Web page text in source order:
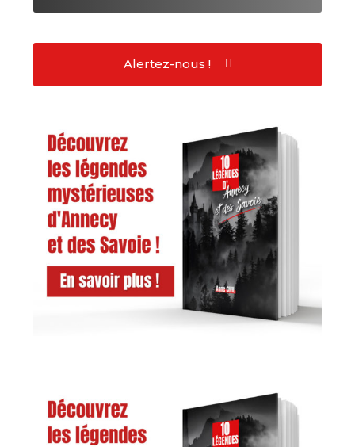
Alertez-nous !